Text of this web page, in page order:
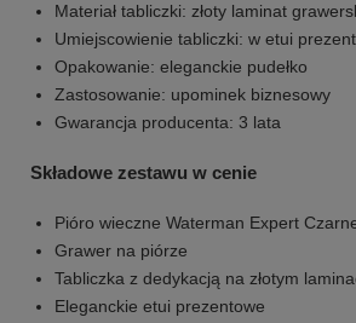
Materiał tabliczki: złoty laminat
Umiejscowienie tabliczki: w etui
Opakowanie: eleganckie pudełko
Zastosowanie: upominek biznesowy
Gwarancja producenta: 3 lata
Składowe zestawu w cenie
Pióro wieczne Waterman Expert
Grawer na piórze
Tabliczka z dedykacją na złotym
Eleganckie etui prezentowe